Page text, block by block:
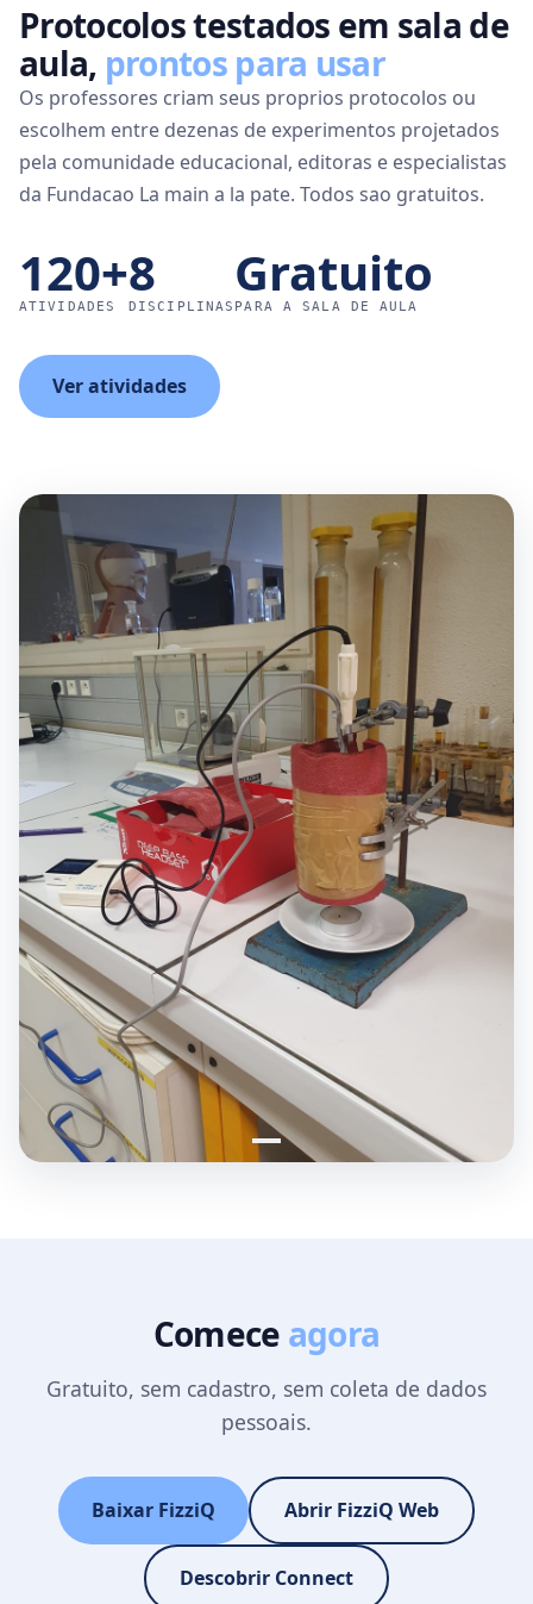
Protocolos testados em sala de
aula, prontos para usar
Os professores criam seus proprios protocolos ou
escolhem entre dezenas de experimentos projetados
pela comunidade educacional, editoras e especialistas
da Fundacao La main a la pate. Todos sao gratuitos.
120+
ATIVIDADES
8
DISCIPLINAS
Gratuito
PARA A SALA DE AULA
Ver atividades
Comece agora
Gratuito, sem cadastro, sem coleta de dados
pessoais.
Baixar FizziQ Abrir FizziQ Web
Descobrir Connect